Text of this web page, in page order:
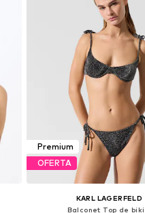
Premium
OFERTA
KARL LAGERFELD
Balconet Top de